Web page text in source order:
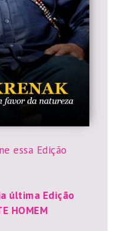
essa Edição
última Edição
HOMEM